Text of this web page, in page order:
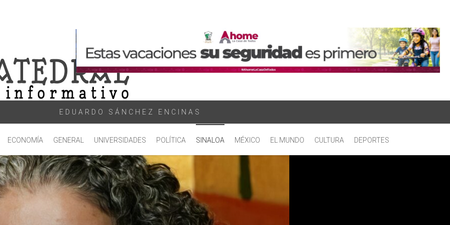
EDUARDO SÁNCHEZ ENCINAS
ECONOMÍA GENERAL UNIVERSIDADES POLÍTICA SINALOA MÉXICO EL MUNDO CULTURA DEPORTES